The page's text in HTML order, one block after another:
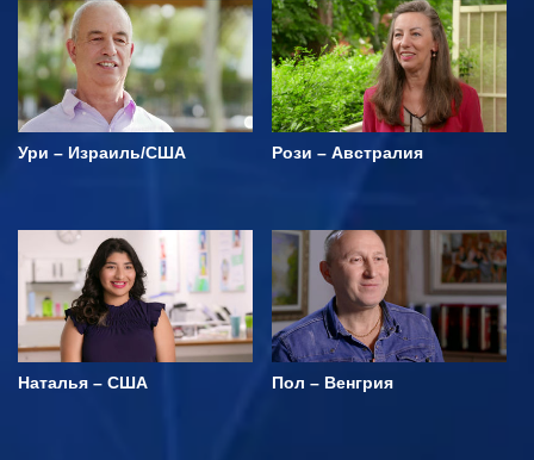
Ури – Израиль/США Рози – Австралия
Наталья – США Пол – Венгрия